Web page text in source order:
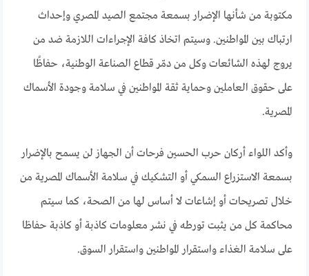
مكتوبة من شأنها الإضرار بسمعة مجتمع الصيد المصري وإحداث
ارتباك بين المواطنين. وسيتم اتخاذ كافة الإجراءات اللازمة ضد من
يروج لهذه الشائعات وكل من دمّر قطاع الصناعة الوطنية، حفاظًا
على حقوق العاملين وحماية ثقة المواطنين في سلامة وجودة الأسماك
المصرية.
وأكد اللواء أركان حرب الحسين فرحات أن الجهاز لن يسمح بالإضرار
بسمعة الاستزراع السمكي أو التشكيك في سلامة الأسماك المصرية من
خلال تصريحات أو إشاعات لا أساس لها من الصحة، كما سيتم
محاكمة كل من يثبت تورطه في نشر معلومات كاذبة أو كاذبة حفاظا
على سلامة الغذاء واستقرار المواطنين واستقرار السوق.